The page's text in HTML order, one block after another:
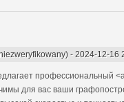
- 2024-12-16
профессиональный
для вас ваши